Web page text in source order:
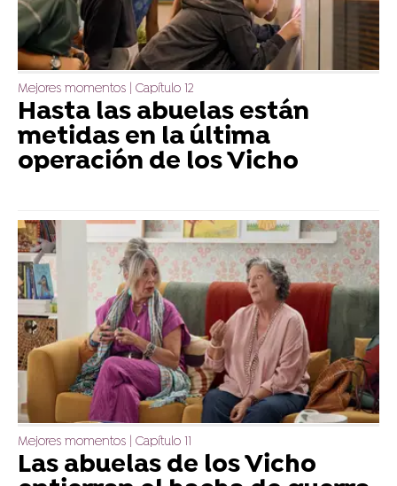
Mejores momentos | Capítulo 12
Hasta las abuelas están
metidas en la última
operación de los Vicho
Mejores momentos | Capítulo 11
Las abuelas de los Vicho